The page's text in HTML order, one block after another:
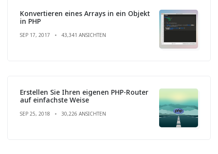
Konvertieren eines Arrays in ein Objekt
in PHP
SEP 17, 2017 43,341 ANSICHTEN
Erstellen Sie Ihren eigenen PHP-Router
auf einfachste Weise
SEP 25, 2018 30,226 ANSICHTEN